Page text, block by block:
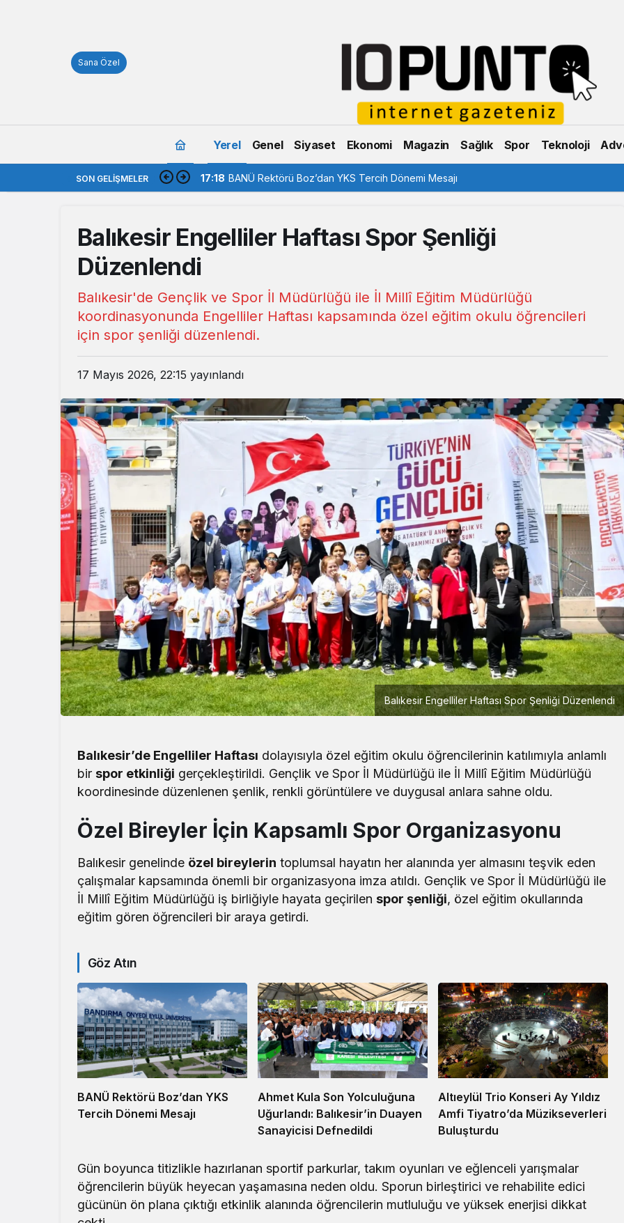
Sana Özel
Yerel Genel Siyaset Ekonomi Magazin Sağlık Spor Teknoloji
SON GELIŞMELER 17:18 BANÜ Rektörü Boz’dan YKS Tercih Dönemi Mesajı
Balıkesir Engelliler Haftası Spor Şenliği
Düzenlendi
Balıkesir'de Gençlik ve Spor İl Müdürlüğü ile İl Millî Eğitim Müdürlüğü
koordinasyonunda Engelliler Haftası kapsamında özel eğitim okulu öğrencileri
için spor şenliği düzenlendi.
17 Mayıs 2026, 22:15 yayınlandı
Balıkesir Engelliler Haftası Spor Şenliği Düzenlendi
Balıkesir’de Engelliler Haftası dolayısıyla özel eğitim okulu öğrencilerinin katılımıyla anlamlı
bir spor etkinliği gerçekleştirildi. Gençlik ve Spor İl Müdürlüğü ile İl Millî Eğitim Müdürlüğü
koordinesinde düzenlenen şenlik, renkli görüntülere ve duygusal anlara sahne oldu.
Özel Bireyler İçin Kapsamlı Spor Organizasyonu
Balıkesir genelinde özel bireylerin toplumsal hayatın her alanında yer almasını teşvik eden
çalışmalar kapsamında önemli bir organizasyona imza atıldı. Gençlik ve Spor İl Müdürlüğü ile
İl Millî Eğitim Müdürlüğü iş birliğiyle hayata geçirilen spor şenliği, özel eğitim okullarında
eğitim gören öğrencileri bir araya getirdi.
Göz Atın
BANÜ Rektörü Boz’dan YKS
Tercih Dönemi Mesajı
Ahmet Kula Son Yolculuğuna
Uğurlandı: Balıkesir’in Duayen
Sanayicisi Defnedildi
Altıeylül Trio Konseri Ay Yıldız
Amfi Tiyatro’da Müzikseverleri
Buluşturdu
Gün boyunca titizlikle hazırlanan sportif parkurlar, takım oyunları ve eğlenceli yarışmalar
öğrencilerin büyük heyecan yaşamasına neden oldu. Sporun birleştirici ve rehabilite edici
gücünün ön plana çıktığı etkinlik alanında öğrencilerin mutluluğu ve yüksek enerjisi dikkat
Yerel
BANÜ Rektörü Boz’dan YKS
Tercih Dönemi Mesajı